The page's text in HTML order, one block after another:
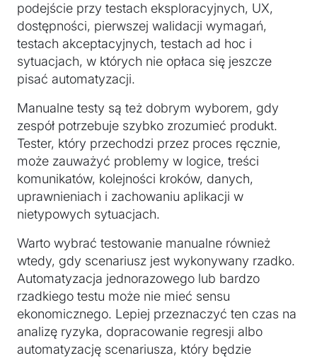
podejście przy testach eksploracyjnych, UX,
dostępności, pierwszej walidacji wymagań,
testach akceptacyjnych, testach ad hoc i
sytuacjach, w których nie opłaca się jeszcze
pisać automatyzacji.
Manualne testy są też dobrym wyborem, gdy
zespół potrzebuje szybko zrozumieć produkt.
Tester, który przechodzi przez proces ręcznie,
może zauważyć problemy w logice, treści
komunikatów, kolejności kroków, danych,
uprawnieniach i zachowaniu aplikacji w
nietypowych sytuacjach.
Warto wybrać testowanie manualne również
wtedy, gdy scenariusz jest wykonywany rzadko.
Automatyzacja jednorazowego lub bardzo
rzadkiego testu może nie mieć sensu
ekonomicznego. Lepiej przeznaczyć ten czas na
analizę ryzyka, dopracowanie regresji albo
automatyzację scenariusza, który będzie